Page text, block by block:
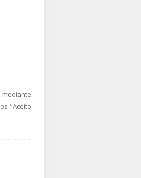
mediante
"Aceito